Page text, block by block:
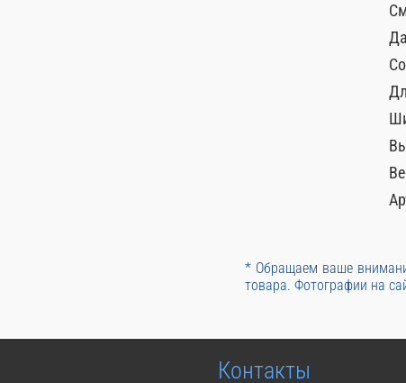
* Обращаем ваше
товара. Фотографии на
Контакты